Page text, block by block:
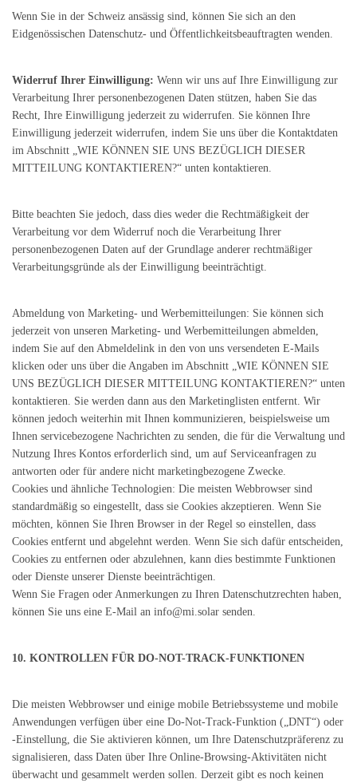
Wenn Sie in der Schweiz ansässig sind, können Sie sich an den
Eidgenössischen Datenschutz- und Öffentlichkeitsbeauftragten wenden.
Widerruf Ihrer Einwilligung: Wenn wir uns auf Ihre Einwilligung zur
Verarbeitung Ihrer personenbezogenen Daten stützen, haben Sie das
Recht, Ihre Einwilligung jederzeit zu widerrufen. Sie können Ihre
Einwilligung jederzeit widerrufen, indem Sie uns über die Kontaktdaten
im Abschnitt „WIE KÖNNEN SIE UNS BEZÜGLICH DIESER
MITTEILUNG KONTAKTIEREN?“ unten kontaktieren.
Bitte beachten Sie jedoch, dass dies weder die Rechtmäßigkeit der
Verarbeitung vor dem Widerruf noch die Verarbeitung Ihrer
personenbezogenen Daten auf der Grundlage anderer rechtmäßiger
Verarbeitungsgründe als der Einwilligung beeinträchtigt.
Abmeldung von Marketing- und Werbemitteilungen: Sie können sich
jederzeit von unseren Marketing- und Werbemitteilungen abmelden,
indem Sie auf den Abmeldelink in den von uns versendeten E-Mails
klicken oder uns über die Angaben im Abschnitt „WIE KÖNNEN SIE
UNS BEZÜGLICH DIESER MITTEILUNG KONTAKTIEREN?“ unten
kontaktieren. Sie werden dann aus den Marketinglisten entfernt. Wir
können jedoch weiterhin mit Ihnen kommunizieren, beispielsweise um
Ihnen servicebezogene Nachrichten zu senden, die für die Verwaltung und
Nutzung Ihres Kontos erforderlich sind, um auf Serviceanfragen zu
antworten oder für andere nicht marketingbezogene Zwecke.
Cookies und ähnliche Technologien: Die meisten Webbrowser sind
standardmäßig so eingestellt, dass sie Cookies akzeptieren. Wenn Sie
möchten, können Sie Ihren Browser in der Regel so einstellen, dass
Cookies entfernt und abgelehnt werden. Wenn Sie sich dafür entscheiden,
Cookies zu entfernen oder abzulehnen, kann dies bestimmte Funktionen
oder Dienste unserer Dienste beeinträchtigen.
Wenn Sie Fragen oder Anmerkungen zu Ihren Datenschutzrechten haben,
können Sie uns eine E-Mail an info@mi.solar senden.
10. KONTROLLEN FÜR DO-NOT-TRACK-FUNKTIONEN
Die meisten Webbrowser und einige mobile Betriebssysteme und mobile
Anwendungen verfügen über eine Do-Not-Track-Funktion („DNT“) oder
-Einstellung, die Sie aktivieren können, um Ihre Datenschutzpräferenz zu
signalisieren, dass Daten über Ihre Online-Browsing-Aktivitäten nicht
überwacht und gesammelt werden sollen. Derzeit gibt es noch keinen